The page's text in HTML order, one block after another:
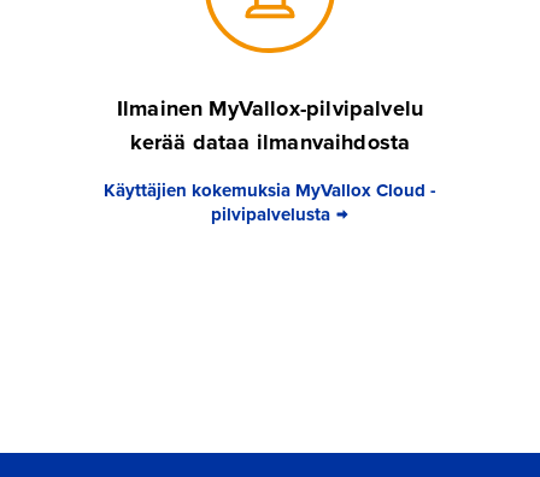
Ilmainen MyVallox-pilvipalvelu
kerää dataa ilmanvaihdosta
Käyttäjien kokemuksia MyVallox Cloud -
pilvipalvelusta